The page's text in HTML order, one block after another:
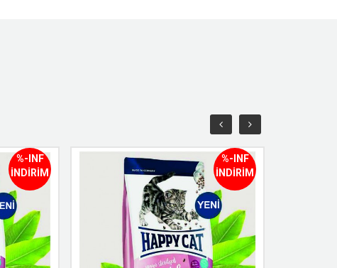
%-INF
İNDİRİM
%-INF
İNDİRİM